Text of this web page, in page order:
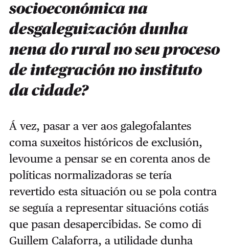
socioeconómica na
desgaleguización dunha
nena do rural no seu proceso
de integración no instituto
da cidade?
Á vez, pasar a ver aos galegofalantes
coma suxeitos históricos de exclusión,
levoume a pensar se en corenta anos de
políticas normalizadoras se tería
revertido esta situación ou se pola contra
se seguía a representar situacións cotiás
que pasan desapercibidas. Se como di
Guillem Calaforra, a utilidade dunha